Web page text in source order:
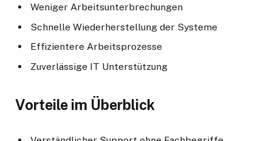
Weniger Arbeitsunterbrechungen
Schnelle Wiederherstellung der Systeme
Effizientere Arbeitsprozesse
Zuverlässige IT Unterstützung
Vorteile im Überblick